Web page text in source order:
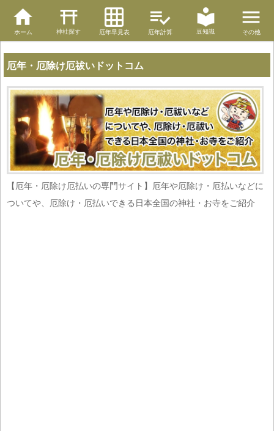
ホーム 神社探す 厄年早見表 厄年計算 豆知識 その他
厄年・厄除け厄祓いドットコム
【厄年・厄除け厄払いの専門サイト】厄年や厄除け・厄払いなどに
ついてや、厄除け・厄払いできる日本全国の神社・お寺をご紹介